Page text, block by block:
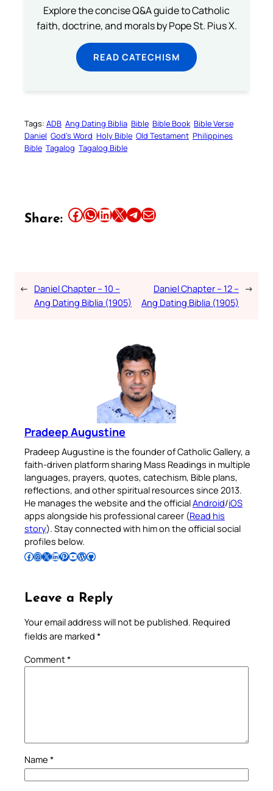
Explore the concise Q&A guide to Catholic
faith, doctrine, and morals by Pope St. Pius X.
READ CATECHISM
Tags: ADB Ang Dating Biblia Bible Bible Book Bible Verse
Daniel God’s Word Holy Bible Old Testament Philippines
Bible Tagalog Tagalog Bible
Share: Share this article on Facebook Share this article on WhatsApp Share this article on LinkedIn Share this article on X Share this article on TelegramEmail this Article
← Daniel Chapter – 10 –
Ang Dating Biblia (1905)
Daniel Chapter – 12 –
Ang Dating Biblia (1905)
→
Pradeep Augustine
Pradeep Augustine is the founder of Catholic Gallery, a
faith-driven platform sharing Mass Readings in multiple
languages, prayers, quotes, catechism, Bible plans,
reflections, and other spiritual resources since 2013.
He manages the website and the officialAndroid/iOS
apps alongside his professional career (Read his
story). Stay connected with him on the official social
profiles below.
Follow Pradeep on Facebook Follow Pradeep on InstagramFollow Pradeep on X Follow Pradeep on LinkedIn Follow Pradeep on Pinterest Subscribe to Pradeep’s Youtube Channel Follow Pradeep on WordPress Follow Pradeep on GitHub
Leave a Reply
Your email address will not be published. Required
fields are marked *
Comment*
Name *